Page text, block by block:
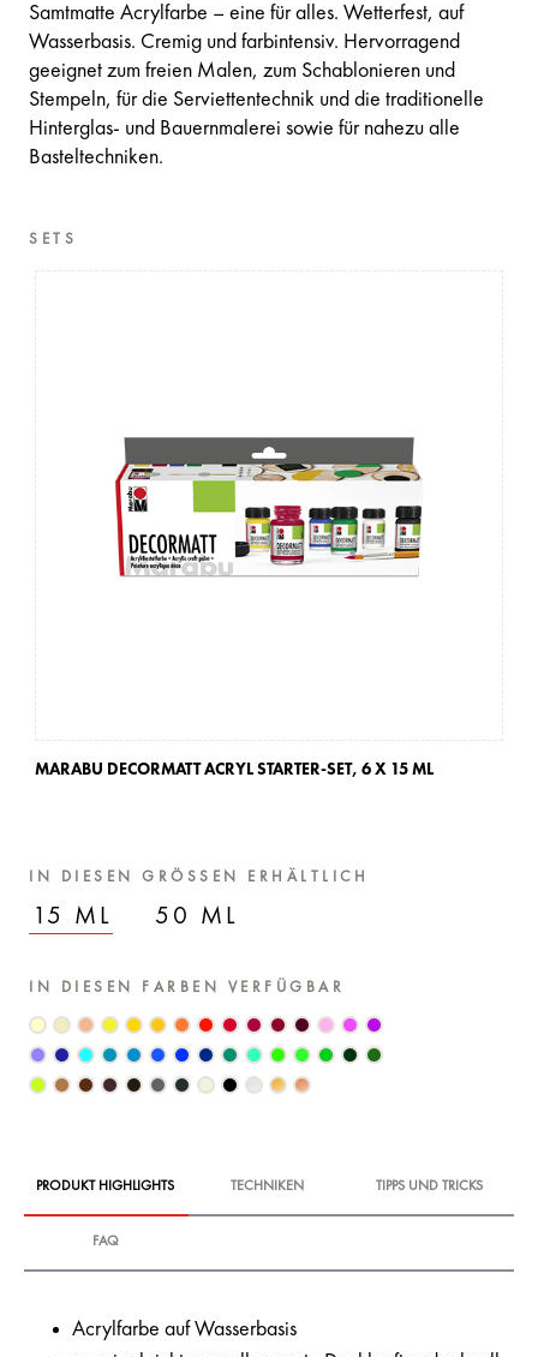
Samtmatte Acrylfarbe – eine für alles. Wetterfest, auf
Wasserbasis. Cremig und farbintensiv. Hervorragend
geeignet zum freien Malen, zum Schablonieren und
Stempeln, für die Serviettentechnik und die traditionelle
Hinterglas- und Bauernmalerei sowie für nahezu alle
Basteltechniken.
SETS
MARABU DECORMATT ACRYL STARTER-SET, 6 X 15 ML
IN DIESEN GRÖSSEN ERHÄLTLICH
15 ML 50 ML
IN DIESEN FARBEN VERFÜGBAR
PRODUKT HIGHLIGHTS TECHNIKEN TIPPS UND TRICKS
FAQ
Acrylfarbe auf Wasserbasis